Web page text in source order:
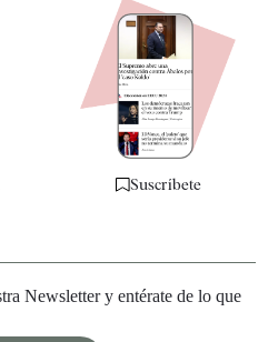
Suscríbete
Newsletter y entérate de lo que